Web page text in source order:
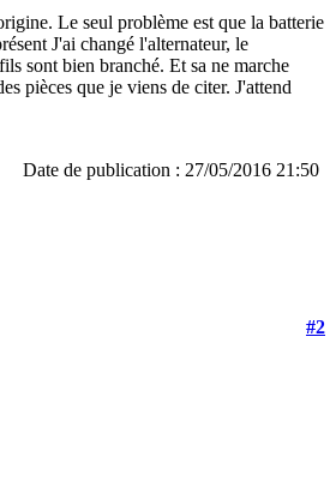
Le seul problème est que la batterie
J'ai changé l'alternateur, le
sont bien branché. Et sa ne marche
pièces que je viens de citer. J'attend
Date de publication : 27/05/2016 21:50
#2